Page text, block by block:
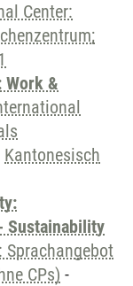
Center:
Work &
Kantonesisch
Sustainability
CPs) -